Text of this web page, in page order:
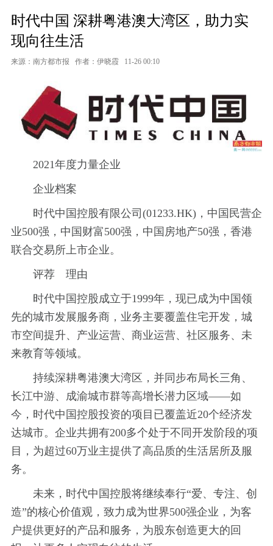
时代中国 深耕粤港澳大湾区，助力实
现向往生活
来源：南方都市报 作者：伊晓霞 11-26 00:10
2021年度力量企业
企业档案
时代中国控股有限公司(01233.HK)，中国民营企
业500强，中国财富500强，中国房地产50强，香港
联合交易所上市企业。
评荐 理由
时代中国控股成立于1999年，现已成为中国领
先的城市发展服务商，业务主要覆盖住宅开发，城
市空间提升、产业运营、商业运营、社区服务、未
来教育等领域。
持续深耕粤港澳大湾区，并同步布局长三角、
长江中游、成渝城市群等高增长潜力区域——如
今，时代中国控股投资的项目已覆盖近20个经济发
达城市。企业共拥有200多个处于不同开发阶段的项
目，为超过60万业主提供了高品质的生活居所及服
务。
未来，时代中国控股将继续奉行“爱、专注、创
造”的核心价值观，致力成为世界500强企业，为客
户提供更好的产品和服务，为股东创造更大的回